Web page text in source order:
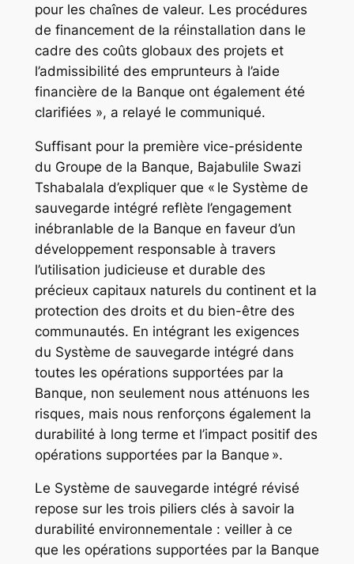
pour les chaînes de valeur. Les procédures
de financement de la réinstallation dans le
cadre des coûts globaux des projets et
l’admissibilité des emprunteurs à l’aide
financière de la Banque ont également été
clarifiées », a relayé le communiqué.
Suffisant pour la première vice-présidente
du Groupe de la Banque, Bajabulile Swazi
Tshabalala d’expliquer que « le Système de
sauvegarde intégré reflète l’engagement
inébranlable de la Banque en faveur d’un
développement responsable à travers
l’utilisation judicieuse et durable des
précieux capitaux naturels du continent et la
protection des droits et du bien-être des
communautés. En intégrant les exigences
du Système de sauvegarde intégré dans
toutes les opérations supportées par la
Banque, non seulement nous atténuons les
risques, mais nous renforçons également la
durabilité à long terme et l’impact positif des
opérations supportées par la Banque ».
Le Système de sauvegarde intégré révisé
repose sur les trois piliers clés à savoir la
durabilité environnementale : veiller à ce
que les opérations supportées par la Banque